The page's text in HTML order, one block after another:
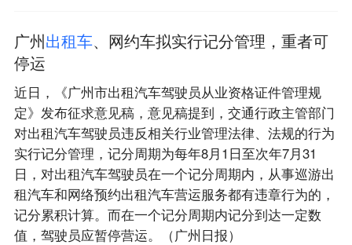
广州出租车、网约车拟实行记分管理，重者可
停运
近日，《广州市出租汽车驾驶员从业资格证件管理规
定》发布征求意见稿，意见稿提到，交通行政主管部门
对出租汽车驾驶员违反相关行业管理法律、法规的行为
实行记分管理，记分周期为每年8月1日至次年7月31
日，对出租汽车驾驶员在一个记分周期内，从事巡游出
租汽车和网络预约出租汽车营运服务都有违章行为的，
记分累积计算。而在一个记分周期内记分到达一定数
值，驾驶员应暂停营运。（广州日报）